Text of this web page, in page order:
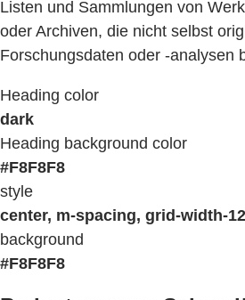
Listen und Sammlungen von
oder Archiven, die nicht selbst
Forschungsdaten oder -analysen
Heading color
dark
Heading background color
#F8F8F8
style
center, m-spacing, grid-width-12
background
#F8F8F8